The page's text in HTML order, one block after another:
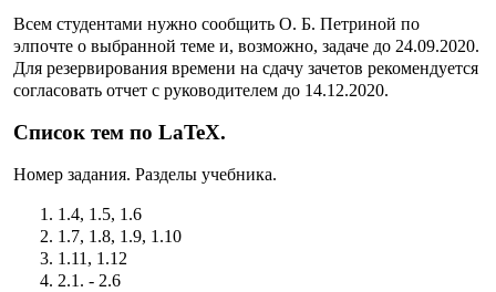
Всем студентами нужно сообщить О. Б. Петриной по
элпочте о выбранной теме и, возможно, задаче до 24.09.2020.
Для резервирования времени на сдачу зачетов рекомендуется
согласовать отчет с руководителем до 14.12.2020.
Список тем по LaTeX.
Номер задания. Разделы учебника.
1.4, 1.5, 1.6
1.7, 1.8, 1.9, 1.10
1.11, 1.12
2.1. - 2.6